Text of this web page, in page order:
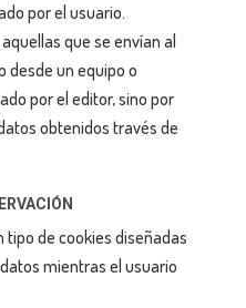
por el usuario.
que se envían al
desde un equipo o
por el editor, sino por
obtenidos través de
tipo de cookies diseñadas
mientras el usuario